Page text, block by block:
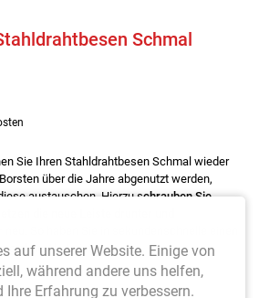
Schmal
Sie Ihren Stahldrahtbesen Schmal wieder
über die Jahre abgenutzt werden,
austauschen. Hierzu schrauben Sie
die neue Leiste drunter und
ohne Alu-Leiste.
auf unserer Website. Einige von
während andere uns helfen,
Ihre Erfahrung zu verbessern.